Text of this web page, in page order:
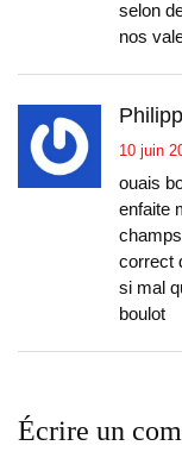
selon
nos
10 juin
ouais
enfaite
correct
si mal
boulot
Écrire un